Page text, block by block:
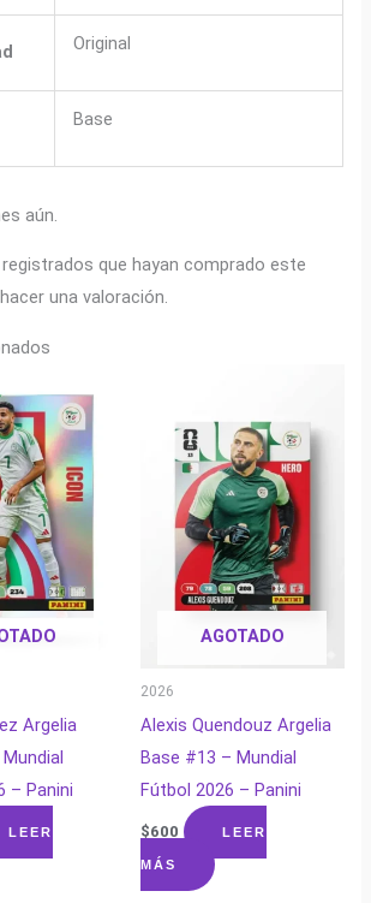
Original
Base
aún.
que hayan comprado este
una valoración.
Argelia
– Panini
LEER
AGOTADO
2026
Alexis Quendouz Argelia
Base #13 – Mundial
Fútbol 2026 – Panini
$600 LEER
MÁS